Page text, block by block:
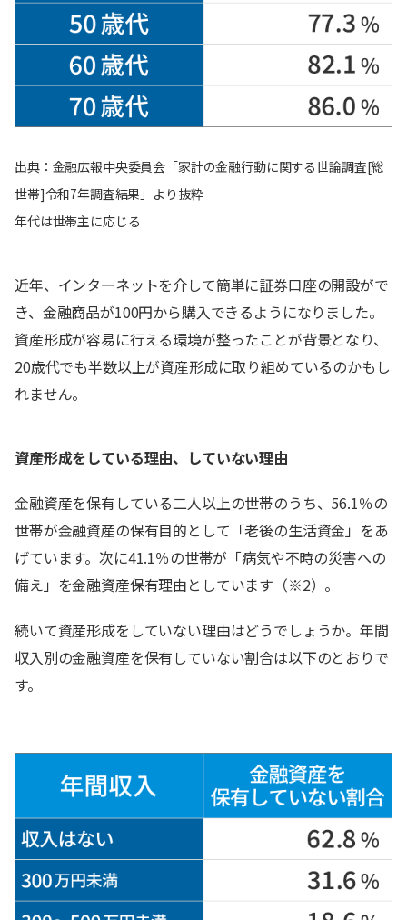
出典：金融広報中央委員会「家計の金融行動に関する世論調査[総
世帯]令和7年調査結果」より抜粋
年代は世帯主に応じる
近年、インターネットを介して簡単に証券口座の開設がで
き、金融商品が100円から購入できるようになりました。
資産形成が容易に行える環境が整ったことが背景となり、
20歳代でも半数以上が資産形成に取り組めているのかもし
れません。
資産形成をしている理由、していない理由
金融資産を保有している二人以上の世帯のうち、56.1％の
世帯が金融資産の保有目的として「老後の生活資金」をあ
げています。次に41.1％の世帯が「病気や不時の災害への
備え」を金融資産保有理由としています（※2）。
続いて資産形成をしていない理由はどうでしょうか。年間
収入別の金融資産を保有していない割合は以下のとおりで
す。